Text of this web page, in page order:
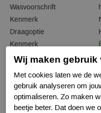
Wasvoorschrift
Kenmerk
Draagoptie
Kenmerk
Wij maken
Met cookies laten we de
gebruik analyseren om
optimaliseren. Zo maken
beetje beter. Dat doen we